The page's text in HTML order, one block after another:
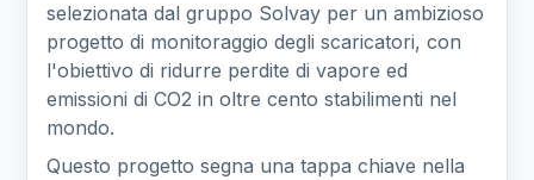
selezionata dal gruppo Solvay per un ambizioso
progetto di monitoraggio degli scaricatori, con
l'obiettivo di ridurre perdite di vapore ed
emissioni di CO2 in oltre cento stabilimenti nel
mondo.
Questo progetto segna una tappa chiave nella